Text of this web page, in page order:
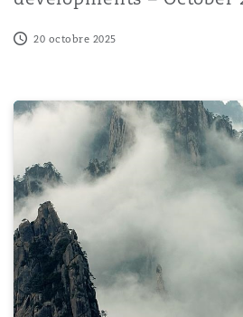
20 octobre 2025
Beyond the desk: navigating